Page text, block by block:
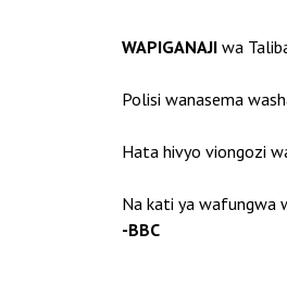
WAPIGANAJI wa
Polisi wanasema
Hata hivyo viongozi
Na kati ya wafungwa
-BBC